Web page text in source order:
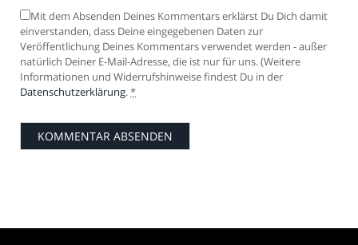
Mit dem Absenden Deines Kommentars erklärst Du Dich damit
einverstanden, dass Deine eingegebenen Daten zur
Veröffentlichung Deines Kommentars verwendet werden - außer
natürlich Deiner E-Mail-Adresse, die ist nur für uns. (Weitere
Informationen und Widerrufshinweise findest Du in der
Datenschutzerklärung.*